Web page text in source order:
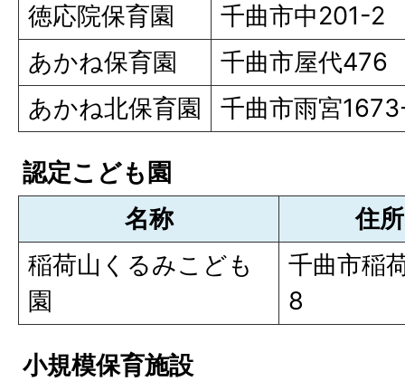
徳応院保育園
千曲市中201-2
あかね保育園
千曲市屋代476
あかね北保育園
千曲市雨宮
認定こども園
名称
住所
稲荷山くるみこども
園
千曲市稲
8
小規模保育施設